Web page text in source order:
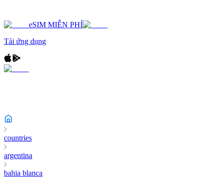
eSIM MIỄN PHÍ
Tải ứng dụng
countries
argentina
bahia blanca